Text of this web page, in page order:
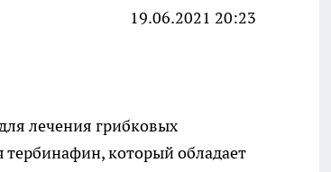
19.06.2021 20:23
лечения грибковых
который обладает